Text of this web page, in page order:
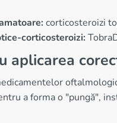
corticosteroizi
corticosteroizi:
aplicarea
a forma o "pungă",